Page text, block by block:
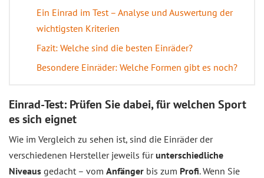
Ein Einrad im Test – Analyse und Auswertung der
wichtigsten Kriterien
Fazit: Welche sind die besten Einräder?
Besondere Einräder: Welche Formen gibt es noch?
Einrad-Test: Prüfen Sie dabei, für welchen Sport
es sich eignet
Wie im Vergleich zu sehen ist, sind die Einräder der
verschiedenen Hersteller jeweils fürunterschiedliche
Niveaus gedacht – vom Anfänger bis zum Profi. Wenn Sie